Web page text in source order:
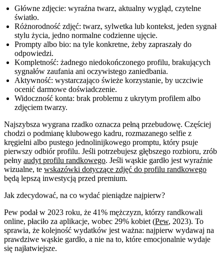
Główne zdjęcie: wyraźna twarz, aktualny wygląd, czytelne
światło.
Różnorodność zdjęć: twarz, sylwetka lub kontekst, jeden sygnał
stylu życia, jedno normalne codzienne ujęcie.
Prompty albo bio: na tyle konkretne, żeby zapraszały do
odpowiedzi.
Kompletność: żadnego niedokończonego profilu, brakujących
sygnałów zaufania ani oczywistego zaniedbania.
Aktywność: wystarczająco świeże korzystanie, by uczciwie
ocenić darmowe doświadczenie.
Widoczność konta: brak problemu z ukrytym profilem albo
zdjęciem twarzy.
Najszybsza wygrana rzadko oznacza pełną przebudowę. Częściej
chodzi o podmianę klubowego kadru, rozmazanego selfie z
kręgielni albo pustego jednolinijkowego promptu, który psuje
pierwszy odbiór profilu. Jeśli potrzebujesz głębszego rozbioru, zrób
pełny audyt profilu randkowego. Jeśli wąskie gardło jest wyraźnie
wizualne, te wskazówki dotyczące zdjęć do profilu randkowego
będą lepszą inwestycją przed premium.
Jak zdecydować, na co wydać pieniądze najpierw?
Pew podał w 2023 roku, że 41% mężczyzn, którzy randkowali
online, płaciło za aplikacje, wobec 29% kobiet (Pew, 2023). To
sprawia, że kolejność wydatków jest ważna: najpierw wydawaj na
prawdziwe wąskie gardło, a nie na to, które emocjonalnie wydaje
się najłatwiejsze.